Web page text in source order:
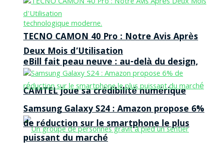
eBill fait peau neuve : au-delà du design,
CAMTEL joue sa crédibilité numérique
TECNO CAMON 40 Pro : Notre Avis Après
Deux Mois d’Utilisation
Samsung Galaxy S24 : Amazon propose 6%
de réduction sur le smartphone le plus
puissant du marché